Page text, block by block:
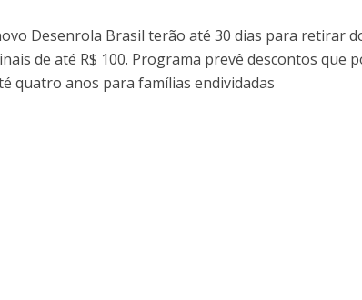
Desenrola Brasil terão até 30 dias para retirar
de até R$ 100. Programa prevê descontos que
quatro anos para famílias endividadas